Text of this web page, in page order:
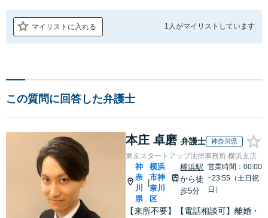
マイリストに入れる 1人がマイリストしています
この質問に回答した弁護士
本庄 卓磨 弁護士 神奈川県
東京スタートアップ法律事務所 横浜支店
神
奈
川
県
横浜
市神
奈川
区
横浜駅
から徒
歩5分
営業時間：00:00
~23:55（土日祝
日）
【来所不要】【電話相談可】離婚・